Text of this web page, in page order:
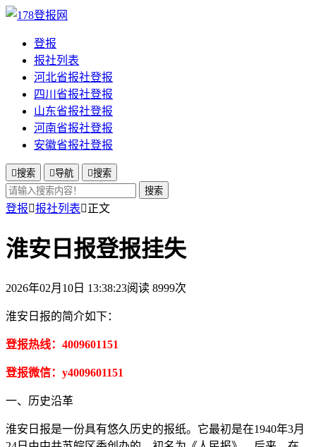
登报
报社列表
河北省报社登报
四川省报社登报
山东省报社登报
河南省报社登报
安徽省报社登报
搜索 导航 搜索
搜索
登报报社列表正文
淮安日报登报挂失
2026年02月10日 13:38:23阅读 8999次
淮安日报的简介如下：
登报热线：4009601151
登报微信：y4009601151
一、历史沿革
淮安日报是一份具有悠久历史的报纸。它最初是在1940年3月